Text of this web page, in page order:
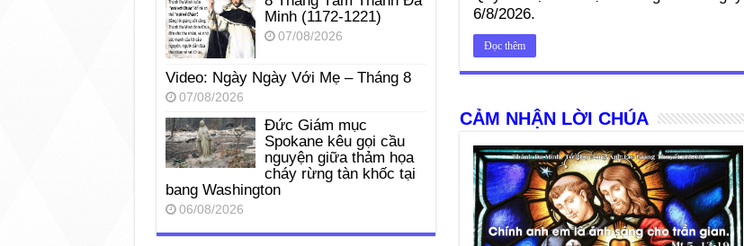
6/8/2026.
Đọc thêm
CẢM NHẬN LỜI CHÚA
Minh (1172-1221)
07/08/2026
Video: Ngày Ngày Với Mẹ – Tháng 8
07/08/2026
Đức Giám mục
Spokane kêu gọi cầu
nguyện giữa thảm họa
cháy rừng tàn khốc tại
bang Washington
06/08/2026